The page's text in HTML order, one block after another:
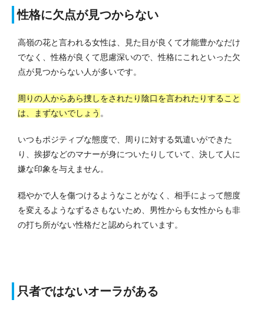
性格に欠点が見つからない
高嶺の花と言われる女性は、見た目が良くて才能豊かなだけ
でなく、性格が良くて思慮深いので、性格にこれといった欠
点が見つからない人が多いです。
周りの人からあら捜しをされたり陰口を言われたりすること
は、まずないでしょう 。
いつもポジティブな態度で、周りに対する気遣いができた
り、挨拶などのマナーが身についたりしていて、決して人に
嫌な印象を与えません。
穏やかで人を傷つけるようなことがなく、相手によって態度
を変えるようなずるさもないため、男性からも女性からも非
の打ち所がない性格だと認められています。
只者ではないオーラがある